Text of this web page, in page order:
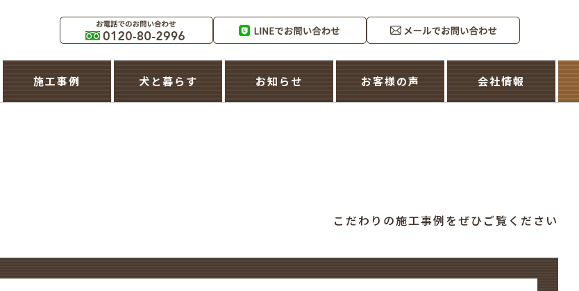
施工事例 犬と暮らす お知らせ お客様の声 会社情報
こだわりの施工事例をぜひご覧ください